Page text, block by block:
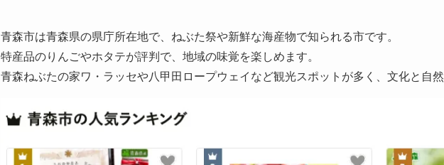
青森市は青森県の県庁所在地で、ねぶた祭や新鮮な海産物で知られる市です。
特産品のりんごやホタテが評判で、地域の味覚を楽しめます。
青森ねぶたの家ワ・ラッセや八甲田ロープウェイなど観光スポットが多く、文化と自